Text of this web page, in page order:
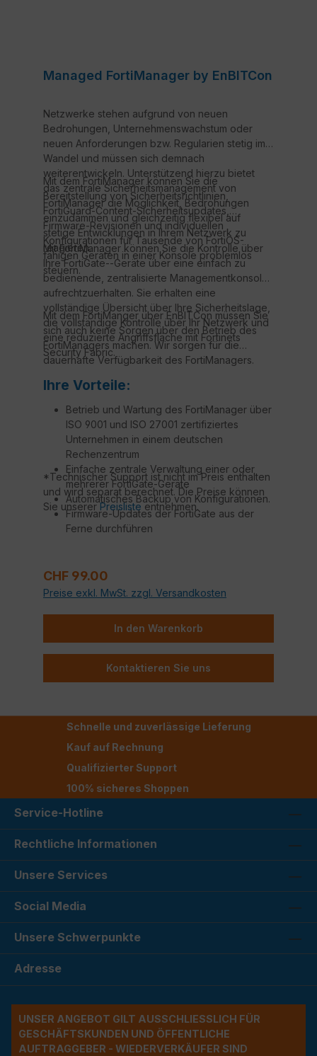
Managed FortiManager by EnBITCon
Netzwerke stehen aufgrund von neuen
Bedrohungen, Unternehmenswachstum oder
neuen Anforderungen bzw. Regularien stetig im
Wandel und müssen sich demnach
weiterentwickeln. Unterstützend hierzu bietet
das zentrale Sicherheitsmanagement von
FortiManager die Möglichkeit, Bedrohungen
einzudämmen und gleichzeitig flexibel auf
stetige Entwicklungen in Ihrem Netzwerk zu
reagieren.
Mit dem FortiManager können Sie die
Bereitstellung von Sicherheitsrichtlinien,
FortiGuard-Content-Sicherheitsupdates,
Firmware-Revisionen und individuellen
Konfigurationen für Tausende von FortiOS-
fähigen Geräten in einer Konsole problemlos
steuern.
Mit FortiManager können Sie die Kontrolle über
Ihre FortiGate--Geräte über eine einfach zu
bedienende, zentralisierte Managementkonsole
aufrechtzuerhalten. Sie erhalten eine
vollständige Übersicht über Ihre Sicherheitslage,
die vollständige Kontrolle über Ihr Netzwerk und
eine reduzierte Angriffsfläche mit Fortinets
Security Fabric.
Mit dem FortiManger über EnBITCon müssen Sie
sich auch keine Sorgen über den Betrieb des
FortiManagers machen. Wir sorgen für die
dauerhafte Verfügbarkeit des FortiManagers.
Ihre Vorteile:
Betrieb und Wartung des FortiManager über
ISO 9001 und ISO 27001 zertifiziertes
Unternehmen in einem deutschen
Rechenzentrum
Einfache zentrale Verwaltung einer oder
mehrerer FortiGate-Geräte
Automatisches Backup von Konfigurationen.
Firmware-Updates der FortiGate aus der
Ferne durchführen
*Technischer Support ist nicht im Preis enthalten
und wird separat berechnet. Die Preise können
Sie unsererPreislisteentnehmen.
Regulärer Preis:
CHF 99.00
Preise exkl. MwSt. zzgl. Versandkosten
In den Warenkorb
Kontaktieren Sie uns
Schnelle und zuverlässige Lieferung
Kauf auf Rechnung
Qualifizierter Support
100% sicheres Shoppen
Service-Hotline
Rechtliche Informationen
Unsere Services
Social Media
Unsere Schwerpunkte
Adresse
UNSER ANGEBOT GILT AUSSCHLIESSLICH FÜR G
ESCHÄFTSKUNDEN UND ÖFFENTLICHE A
UFTRAGGEBER - WIEDERVERKÄUFER SIND A